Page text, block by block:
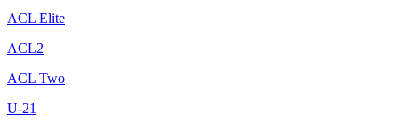
ACL Elite
ACL2
ACL Two
U-21